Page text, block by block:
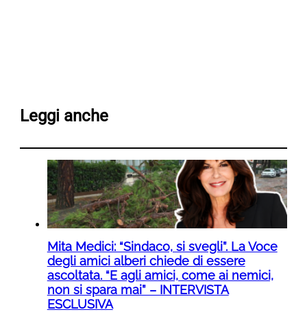
Leggi anche
Mita Medici: “Sindaco, si svegli”. La Voce
degli amici alberi chiede di essere
ascoltata. “E agli amici, come ai nemici,
non si spara mai” – INTERVISTA
ESCLUSIVA